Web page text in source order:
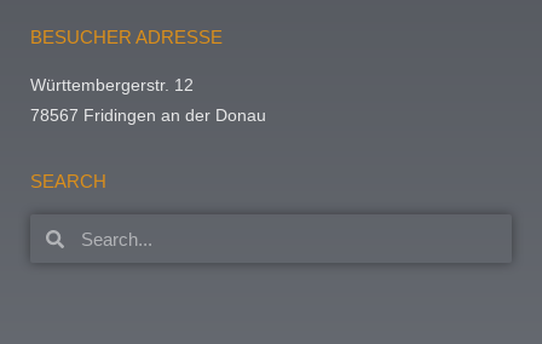
BESUCHER ADRESSE
Württembergerstr. 12
78567 Fridingen an der Donau
SEARCH